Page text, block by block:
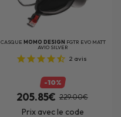
CASQUE MOMO DESIGN FGTR EVO MATT
AVIO SILVER
2 avis
-10%
205.85€ 229.00€
Prix avec le code